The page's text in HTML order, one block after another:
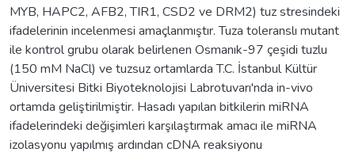
MYB, HAPC2, AFB2, TIR1, CSD2 ve DRM2) tuz stresindeki
ifadelerinin incelenmesi amaçlanmıştır. Tuza toleranslı mutant
ile kontrol grubu olarak belirlenen Osmanık-97 çeşidi tuzlu
(150 mM NaCl) ve tuzsuz ortamlarda T.C. İstanbul Kültür
Üniversitesi Bitki Biyoteknolojisi Labrotuvarı'nda in-vivo
ortamda geliştirilmiştir. Hasadı yapılan bitkilerin miRNA
ifadelerindeki değişimleri karşılaştırmak amacı ile miRNA
izolasyonu yapılmış ardından cDNA reaksiyonu